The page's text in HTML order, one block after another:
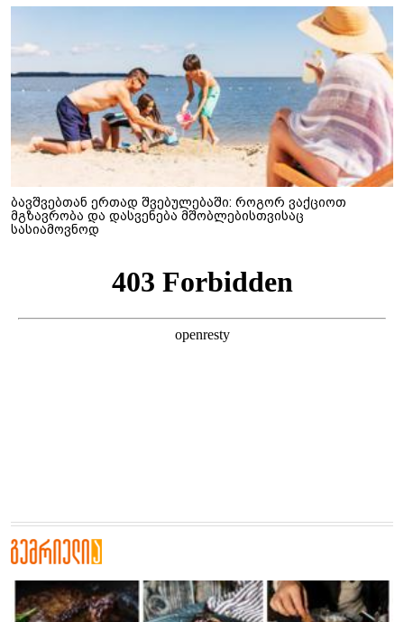
ბავშვებთან ერთად შვებულებაში: როგორ ვაქციოთ
მგზავრობა და დასვენება მშობლებისთვისაც
სასიამოვნოდ